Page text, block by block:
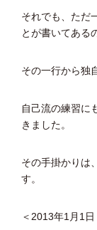
それでも、ただ
とが書いてある
その一行から独
自己流の練習に
きました。
その手掛かりは
す。
＜2013年1月1